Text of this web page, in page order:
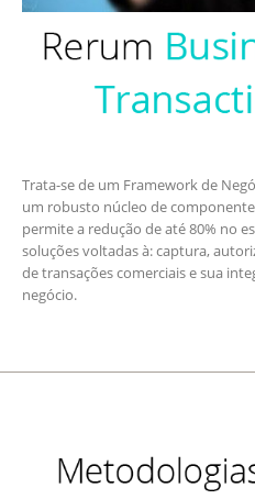
Trata-se de um Framework de
um robusto núcleo de
permite a redução de até 80% no
soluções voltadas à: captura,
de transações comerciais e sua
negócio.